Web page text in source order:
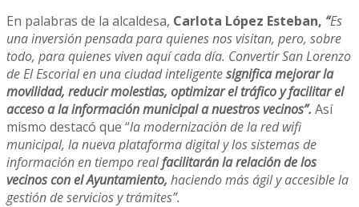
En palabras de la alcaldesa, Carlota López Esteban, “Es
una inversión pensada para quienes nos visitan, pero, sobre
todo, para quienes viven aquí cada día. Convertir San Lorenzo
de El Escorial en una ciudad inteligentesignifica mejorar la
movilidad, reducir molestias, optimizar el tráfico y facilitar el
acceso a la información municipal a nuestros vecinos”. Así
mismo destacó que “la modernización de la red wifi
municipal, la nueva plataforma digital y los sistemas de
información en tiempo realfacilitarán la relación de los
vecinos con el Ayuntamiento, haciendo más ágil y accesible la
gestión de servicios y trámites”.